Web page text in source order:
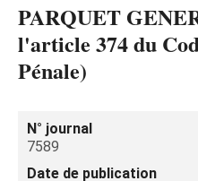
PARQUET
l'article 374 du
Pénale)
N° journal
7589
Date de publication